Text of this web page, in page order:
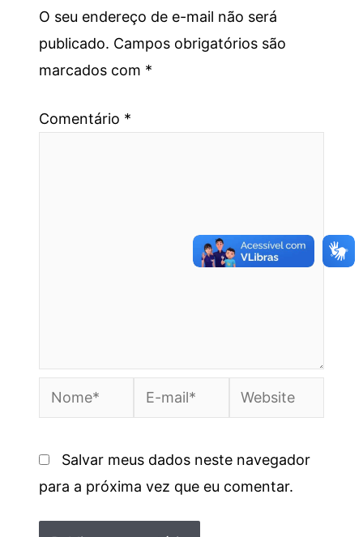
O seu endereço de e-mail não será
publicado. Campos obrigatórios são
marcados com *
Comentário *
Nome*
E-
mail*
Website
Salvar meus dados neste navegador
para a próxima vez que eu comentar.